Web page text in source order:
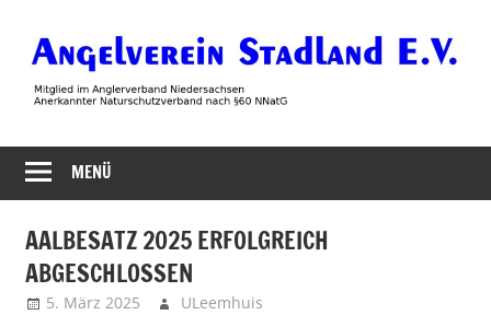
Inhalt
springen
Angelverein
Stadland
MENÜ
AALBESATZ 2025 ERFOLGREICH
ABGESCHLOSSEN
5. März 2025 ULeemhuis